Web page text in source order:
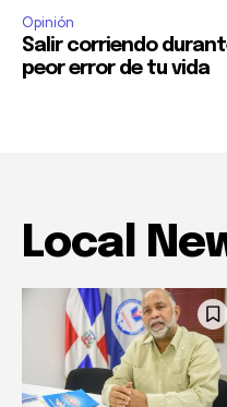
Opinión
Salir corriendo
peor error de tu vida
Local